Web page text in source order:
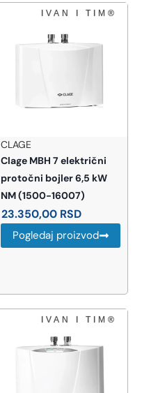
CLAGE
Clage MBH 7 električni
protočni bojler 6,5 kW
NM (1500-16007)
23.350,00 RSD
Pogledaj proizvod